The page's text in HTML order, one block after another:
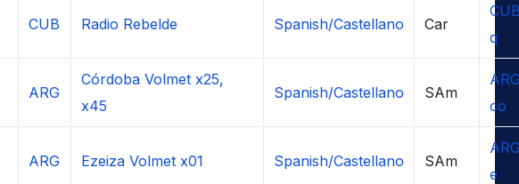
CUB Radio Rebelde Spanish/Castellano Car
q
ARG
Córdoba Volmet x25,
x45
Spanish/Castellano SAm
co
ARG Ezeiza Volmet x01 Spanish/Castellano SAm
e